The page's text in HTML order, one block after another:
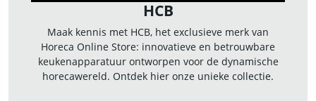
HCB
Maak kennis met HCB, het exclusieve merk van
Horeca Online Store: innovatieve en betrouwbare
keukenapparatuur ontworpen voor de dynamische
horecawereld. Ontdek hier onze unieke collectie.